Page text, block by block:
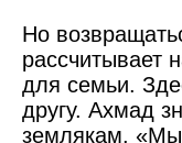
Но
рассчитывает
для семьи.
другу. Ахмад
землякам. «Мы